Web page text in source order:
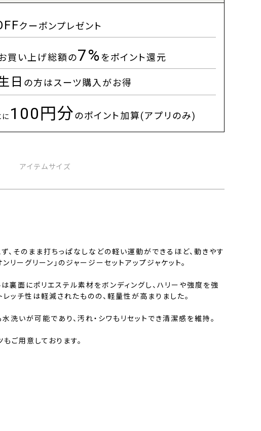
クーポンプレゼント
買い上げ総額の7%をポイント還元
日 の方はスーツ購入がお得
100円分のポイント加算(アプリのみ)
アイテムサイズ
、そのまま打ちっぱなしなどの軽い運動ができるほど、動きやす
リーグリーン」のジャージーセットアップジャケット。
裏面にポリエステル素材をボンディングし、ハリーや強度を強
レッチ性は軽減されたものの、軽量性が高まりました。
洗いが可能であり、汚れ・シワもリセットでき清潔感を維持。
ご用意しております。